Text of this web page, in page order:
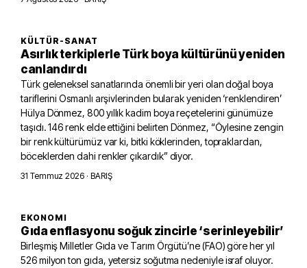
KÜLTÜR-SANAT
Asırlık terkiplerle Türk boya kültürünü yeniden
canlandırdı
Türk geleneksel sanatlarında önemli bir yeri olan doğal boya
tariflerini Osmanlı arşivlerinden bularak yeniden ‘renklendiren’
Hülya Dönmez, 800 yıllık kadim boya reçetelerini günümüze
taşıdı. 146 renk elde ettiğini belirten Dönmez, “Öylesine zengin
bir renk kültürümüz var ki, bitki köklerinden, topraklardan,
böceklerden dahi renkler çıkardık” diyor.
31 Temmuz 2026 · BARIŞ
EKONOMI
Gıda enflasyonu soğuk zincirle ‘serinleyebilir’
Birleşmiş Milletler Gıda ve Tarım Örgütü’ne (FAO) göre her yıl
526 milyon ton gıda, yetersiz soğutma nedeniyle israf oluyor.